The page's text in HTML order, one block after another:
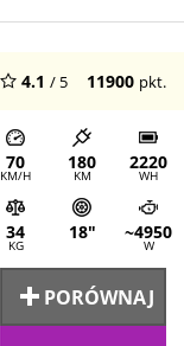
4.1 / 5 11900 pkt.
70
KM/H
180
KM
2220
WH
34
KG
18" ~4950
W
PORÓWNAJ